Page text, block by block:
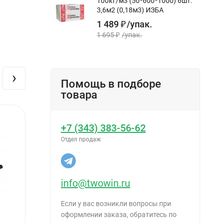
›
3,6м2 (0,18м3) ИЗБА
1 489₽/упак.
1 695₽ /упак.
Помощь в подборе
товара
+7 (343) 383-56-62
Отдел продаж
info@twowin.ru
Если у вас возникли вопросы при
оформлении заказа, обратитесь по